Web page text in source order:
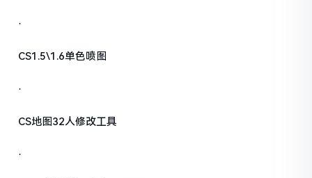
·
CS1.5\1.6单色喷图
·
CS地图32人修改工具
·